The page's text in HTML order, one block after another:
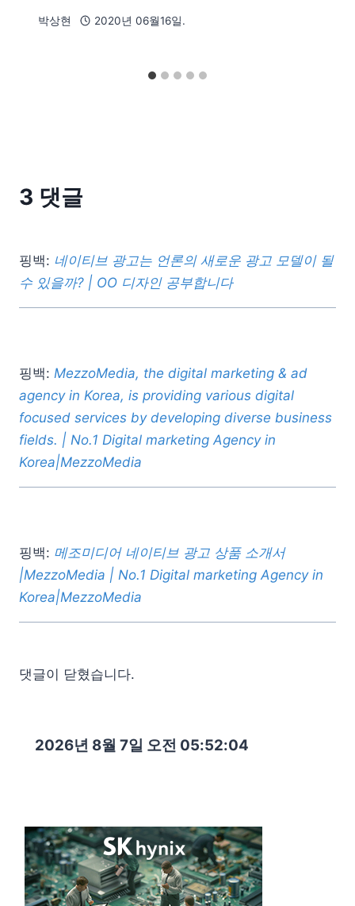
박상현 2020년 06월16일.
3 댓글
핑백: 네이티브 광고는 언론의 새로운 광고 모델이 될
수 있을까? | OO 디자인 공부합니다
핑백: MezzoMedia, the digital marketing & ad
agency in Korea, is providing various digital
focused services by developing diverse business
fields. | No.1 Digital marketing Agency in
Korea|MezzoMedia
핑백: 메조미디어 네이티브 광고 상품 소개서
|MezzoMedia | No.1 Digital marketing Agency in
Korea|MezzoMedia
댓글이 닫혔습니다.
2026년 8월 7일 오전 05:52:06